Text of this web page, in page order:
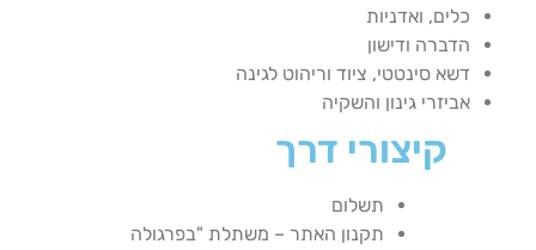
כלים, ואדניות
הדברה ודישון
דשא סינטטי, ציוד וריהוט לגינה
אביזרי גינון והשקיה
קיצורי דרך
תשלום
תקנון האתר – משתלת "בפרגולה